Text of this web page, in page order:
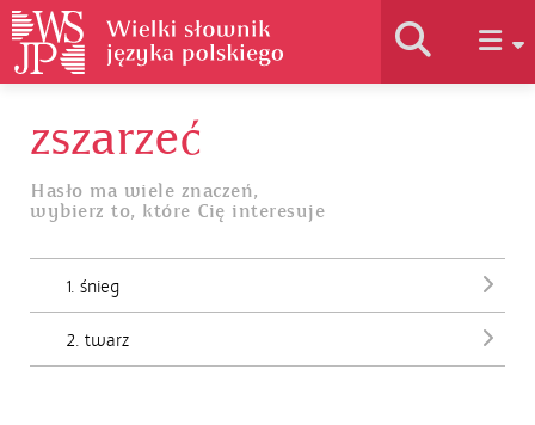
Historia słownika
Jak korzystać
zszarzeć
Hasło ma wiele znaczeń,
wybierz to, które Cię interesuje
1. śnieg
2. twarz